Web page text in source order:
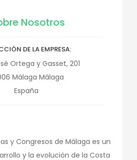
Nosotros
DE LA EMPRESA
Ortega y Gasset, 201
Málaga Málaga
España
y Congresos de Málaga es un
y la evolución de la Costa